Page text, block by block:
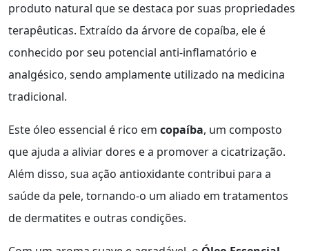
produto natural que se destaca por suas propriedades
terapêuticas. Extraído da árvore de copaíba, ele é
conhecido por seu potencial anti-inflamatório e
analgésico, sendo amplamente utilizado na medicina
tradicional.
Este óleo essencial é rico em copaíba, um composto
que ajuda a aliviar dores e a promover a cicatrização.
Além disso, sua ação antioxidante contribui para a
saúde da pele, tornando-o um aliado em tratamentos
de dermatites e outras condições.